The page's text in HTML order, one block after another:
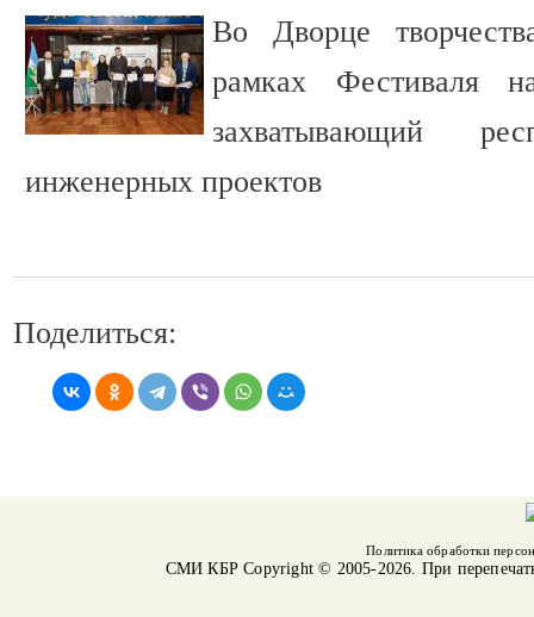
Во Дворце
рамках Фестиваля
захватывающий
инженерных проектов
Поделиться:
Политика обработки
СМИ КБРCopyright © 2005-2026. При